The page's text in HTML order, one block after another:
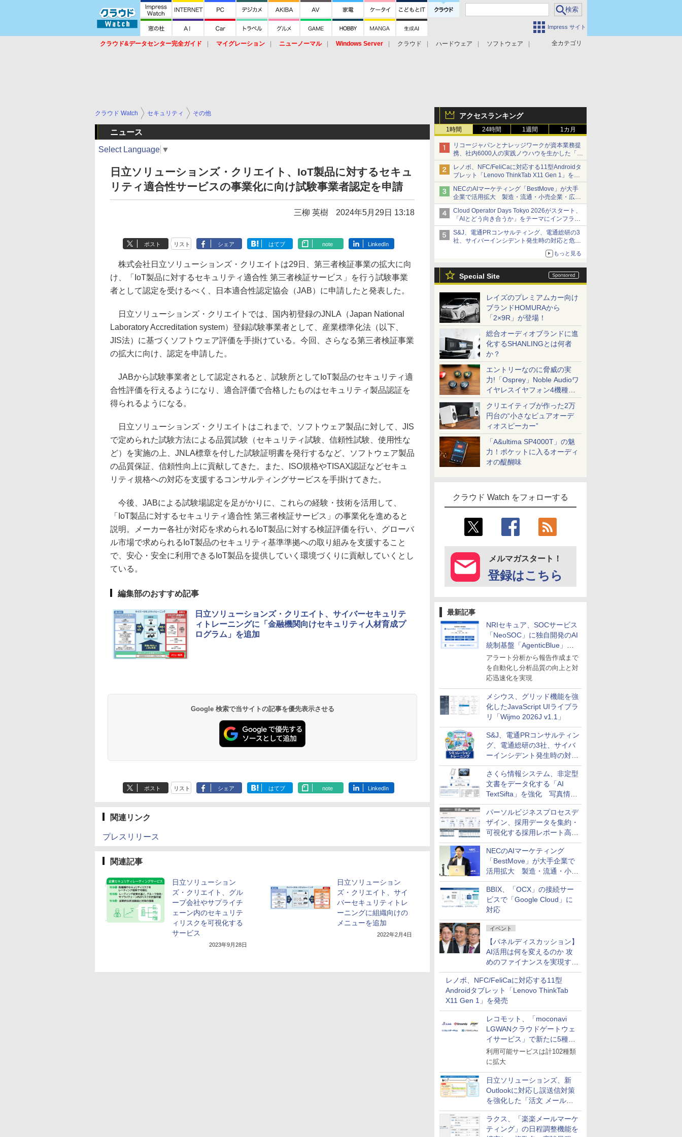
Impress サイト
全カテゴリ
クラウド&データセンター完全ガイド マイグレーション ニューノーマル Windows Server クラウド ハードウェア
ソフトウェア
アクセスランキング
1時間 24時間 1週間 1カ月
リコージャパンとナレッジワークが資本業務提
携、社内6000人の実践ノウハウを生かした「AI
商談記録 for RICOH」を展開へ
レノボ、NFC/FeliCaに対応する11型Androidタ
ブレット「Lenovo ThinkTab X11 Gen 1」を発
売
NECのAIマーケティング「BestMove」が大手
企業で活用拡大 製造・流通・小売企業・広告
代理店などが実装フェーズへ
Cloud Operator Days Tokyo 2026がスタート、
「AIとどう向き合うか」をテーマにインフラ運
用の知見を集約
S&J、電通PRコンサルティング、電通総研の3
社、サイバーインシデント発生時の対応と危機
管理広報を一体的に訓練するプログラムを提供
もっと見る
Special Site
レイズのプレミアムカー向け
ブランドHOMURAから
「2×9R」が登場！
総合オーディオブランドに進
化するSHANLINGとは何者
か？
エントリーなのに脅威の実
力!「Osprey」Noble Audioワ
イヤレスイヤフォン4機種を
一気に聴く
クリエイティブが作った2万
円台の“小さなピュアオーデ
ィオスピーカー”
「A&ultima SP4000T」の魅
力！ポケットに入るオーディ
オの醍醐味
クラウド Watch をフォローする
メルマガスタート！
登録はこちら
最新記事
NRIセキュア、SOCサービス
「NeoSOC」に独自開発のAI
統制基盤「AgenticBlue」を
導入
アラート分析から報告作成まで
を自動化し分析品質の向上と対
応迅速化を実現
メシウス、グリッド機能を強
化したJavaScript UIライブラ
リ「Wijmo 2026J v1.1」
S&J、電通PRコンサルティン
グ、電通総研の3社、サイバ
ーインシデント発生時の対応
と危機管理広報を一体的に訓
練するプログラムを提供
さくら情報システム、非定型
文書をデータ化する「AI
TextSifta」を強化 写真情報
のデータ化などに対応
パーソルビジネスプロセスデ
ザイン、採用データを集約・
可視化する採用レポート高速
化サービスを提供
NECのAIマーケティング
「BestMove」が大手企業で
活用拡大 製造・流通・小売
企業・広告代理店などが実装
フェーズへ
BBIX、「OCX」の接続サー
ビスで「Google Cloud」に
対応
イベント
【パネルディスカッション】
AI活用は何を変えるのか 攻
めのファイナンスを実現する
業務設計とマインドセット変
革
レノボ、NFC/FeliCaに対応する11型
Androidタブレット「Lenovo ThinkTab
X11 Gen 1」を発売
レコモット、「moconavi
LGWANクラウドゲートウェ
イサービス」で新たに5種類
のサービスと連携開始
利用可能サービスは計102種類
に拡大
日立ソリューションズ、新
Outlookに対応し誤送信対策
を強化した「活文 メール誤
送信防止アドインサービス」
を提供
ラクス、「楽楽メールマーケ
ティング」の日程調整機能を
クラウド Watch セキュリティ その他
ニュース
Select Language ▼
日立ソリューションズ・クリエイト、IoT製品に対するセキュ
リティ適合性サービスの事業化に向け試験事業者認定を申請
三柳 英樹 2024年5月29日 13:18
ポスト リスト シェア はてブ note LinkedIn
株式会社日立ソリューションズ・クリエイトは29日、第三者検証事業の拡大に向
け、「IoT製品に対するセキュリティ適合性 第三者検証サービス」を行う試験事業
者として認定を受けるべく、日本適合性認定協会（JAB）に申請したと発表した。
日立ソリューションズ・クリエイトでは、国内初登録のJNLA（Japan National
Laboratory Accreditation system）登録試験事業者として、産業標準化法（以下、
JIS法）に基づくソフトウェア評価を手掛けている。今回、さらなる第三者検証事業
の拡大に向け、認定を申請した。
JABから試験事業者として認定されると、試験所としてIoT製品のセキュリティ適
合性評価を行えるようになり、適合評価で合格したものはセキュリティ製品認証を
得られるようになる。
日立ソリューションズ・クリエイトはこれまで、ソフトウェア製品に対して、JIS
で定められた試験方法による品質試験（セキュリティ試験、信頼性試験、使用性な
ど）を実施の上、JNLA標章を付した試験証明書を発行するなど、ソフトウェア製品
の品質保証、信頼性向上に貢献してきた。また、ISO規格やTISAX認証などセキュ
リティ規格への対応を支援するコンサルティングサービスを手掛けてきた。
今後、JABによる試験場認定を足がかりに、これらの経験・技術を活用して、
「IoT製品に対するセキュリティ適合性 第三者検証サービス」の事業化を進めると
説明。メーカー各社が対応を求められるIoT製品に対する検証評価を行い、グローバ
ル市場で求められるIoT製品のセキュリティ基準準拠への取り組みを支援すること
で、安心・安全に利用できるIoT製品を提供していく環境づくりに貢献していくとし
ている。
編集部のおすすめ記事
日立ソリューションズ・クリエイト、サイバーセキュリテ
ィトレーニングに「金融機関向けセキュリティ人材育成プ
ログラム」を追加
Google 検索で当サイトの記事を優先表示させる
ポスト リスト シェア はてブ note LinkedIn
関連リンク
プレスリリース
関連記事
日立ソリューション
ズ・クリエイト、グル
ープ会社やサプライチ
ェーン内のセキュリテ
ィリスクを可視化する
サービス
2023年9月28日
日立ソリューション
ズ・クリエイト、サイ
バーセキュリティトレ
ーニングに組織向けの
メニューを追加
2022年2月4日